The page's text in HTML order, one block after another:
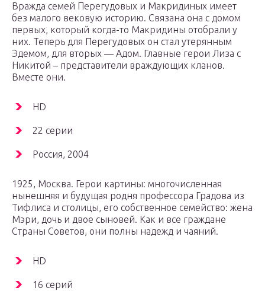
Вражда семей Перегудовых и Макридиных имеет
без малого вековую историю. Связана она с домом
первых, который когда-то Макридины отобрали у
них. Теперь для Перегудовых он стал утерянным
Эдемом, для вторых — Адом. Главные герои Лиза с
Никитой – представители враждующих кланов.
Вместе они.
HD
22 серии
Россия, 2004
1925, Москва. Герои картины: многочисленная
нынешняя и будущая родня профессора Градова из
Тифлиса и столицы, его собственное семейство: жена
Мэри, дочь и двое сыновей. Как и все граждане
Страны Советов, они полны надежд и чаяний.
HD
16 серий